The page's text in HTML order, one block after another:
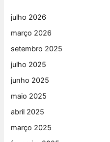
julho 2026
março 2026
setembro 2025
julho 2025
junho 2025
maio 2025
abril 2025
março 2025